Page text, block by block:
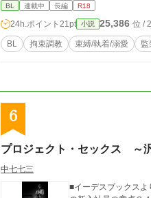
BL 連載中 長編 R18
24h.ポイント 21pt 小説 25,386 位 /
BL 拘束調教 束縛/執着/溺愛 監
6
プロジェクト・セックス ～
中七七三
■イーデスブックス